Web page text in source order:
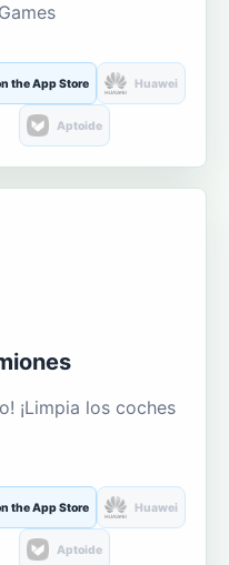
the App Store Huawei
Aptoide
¡Limpia los coches
the App Store Huawei
Aptoide